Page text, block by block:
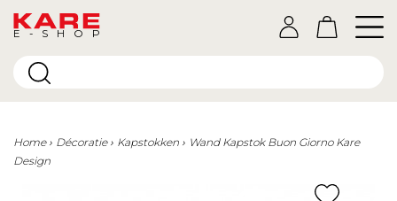
E-SHOP
Home Décoratie Kapstokken
Wand Kapstok Buon Giorno Kare
Design